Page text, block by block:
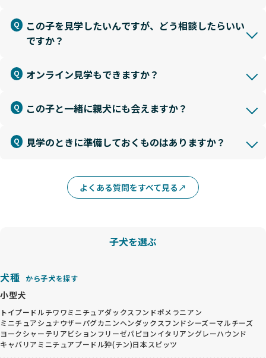
この子を見学したいんですが、どう相談したらいい
ですか？
オンライン見学もできますか？
この子と一緒に親犬にも会えますか？
見学のときに準備しておくものはありますか？
よくある質問をすべて見る
子犬を選ぶ
犬種 から子犬を探す
小型犬
トイプードルチワワミニチュアダックスフンドポメラニアン
ミニチュアシュナウザーパグカニンヘンダックスフンドシーズーマルチーズ
ヨークシャーテリアビションフリーゼパピヨンイタリアングレーハウンド
キャバリア ミニチュアプードル狆(チン)日本スピッツ